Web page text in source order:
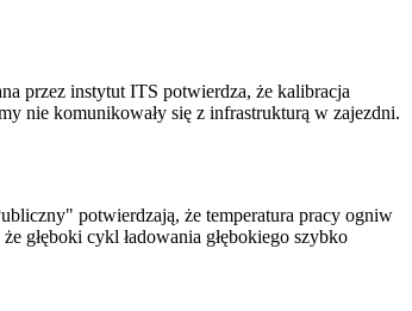
przez instytut ITS potwierdza, że kalibracja
nie komunikowały się z infrastrukturą w zajezdni.
potwierdzają, że temperatura pracy ogniw
głęboki cykl ładowania głębokiego szybko